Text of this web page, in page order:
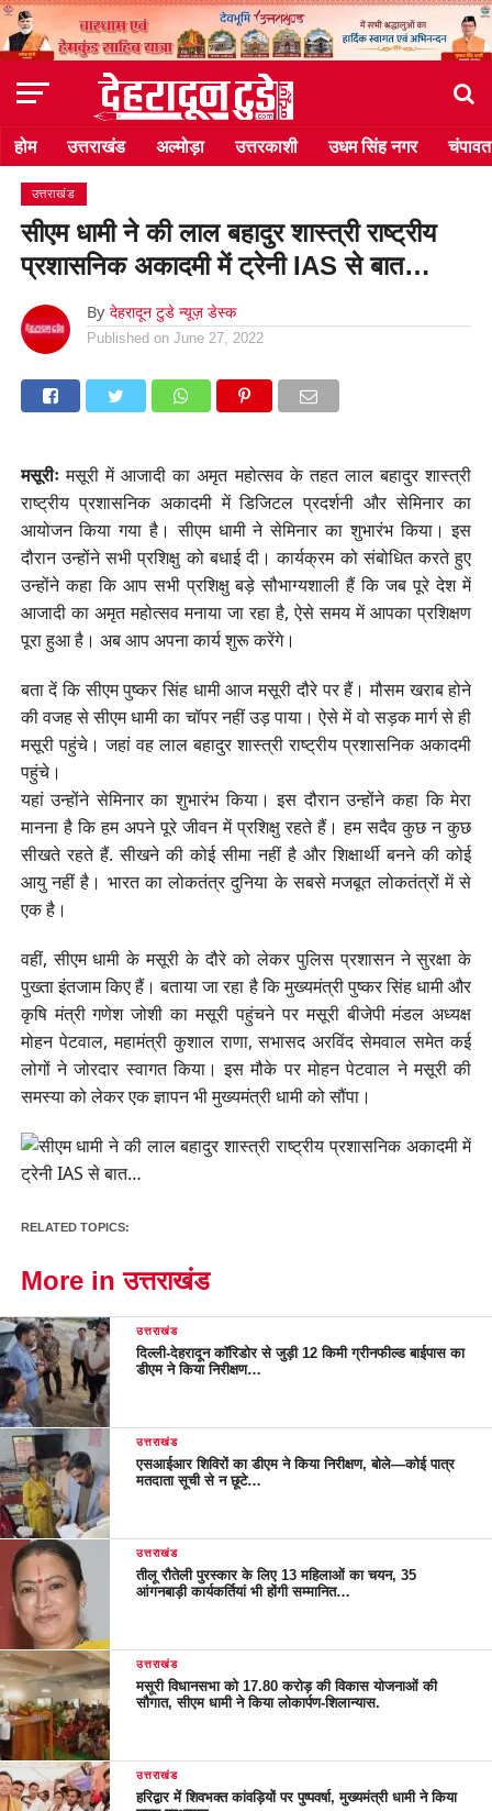
होम उत्तराखंड अल्मोड़ा उत्तरकाशी उधम सिंह नगर चंपावत
उत्तराखंड
सीएम धामी ने की लाल बहादुर शास्त्री राष्ट्रीय
प्रशासनिक अकादमी में ट्रेनी IAS से बात…
By देहरादून टुडे न्यूज़ डेस्क
Published on June 27, 2022
मसूरीःमसूरी में आजादी का अमृत महोत्सव के तहत लाल बहादुर शास्त्री
राष्ट्रीय प्रशासनिक अकादमी में डिजिटल प्रदर्शनी और सेमिनार का
आयोजन किया गया है। सीएम धामी ने सेमिनार का शुभारंभ किया। इस
दौरान उन्होंने सभी प्रशिक्षु को बधाई दी। कार्यक्रम को संबोधित करते हुए
उन्होंने कहा कि आप सभी प्रशिक्षु बड़े सौभाग्यशाली हैं कि जब पूरे देश में
आजादी का अमृत महोत्सव मनाया जा रहा है, ऐसे समय में आपका प्रशिक्षण
पूरा हुआ है। अब आप अपना कार्य शुरू करेंगे।
बता दें कि सीएम पुष्कर सिंह धामी आज मसूरी दौरे पर हैं। मौसम खराब होने
की वजह से सीएम धामी का चॉपर नहीं उड़ पाया। ऐसे में वो सड़क मार्ग से ही
मसूरी पहुंचे। जहां वह लाल बहादुर शास्त्री राष्ट्रीय प्रशासनिक अकादमी
पहुंचे।
यहां उन्होंने सेमिनार का शुभारंभ किया। इस दौरान उन्होंने कहा कि मेरा
मानना है कि हम अपने पूरे जीवन में प्रशिक्षु रहते हैं। हम सदैव कुछ न कुछ
सीखते रहते हैं. सीखने की कोई सीमा नहीं है और शिक्षार्थी बनने की कोई
आयु नहीं है। भारत का लोकतंत्र दुनिया के सबसे मजबूत लोकतंत्रों में से
एक है।
वहीं, सीएम धामी के मसूरी के दौरे को लेकर पुलिस प्रशासन ने सुरक्षा के
पुख्ता इंतजाम किए हैं। बताया जा रहा है कि मुख्यमंत्री पुष्कर सिंह धामी और
कृषि मंत्री गणेश जोशी का मसूरी पहुंचने पर मसूरी बीजेपी मंडल अध्यक्ष
मोहन पेटवाल, महामंत्री कुशाल राणा, सभासद अरविंद सेमवाल समेत कई
लोगों ने जोरदार स्वागत किया। इस मौके पर मोहन पेटवाल ने मसूरी की
समस्या को लेकर एक ज्ञापन भी मुख्यमंत्री धामी को सौंपा।
RELATED TOPICS:
More in उत्तराखंड
उत्तराखंड
दिल्ली-देहरादून कॉरिडोर से जुड़ी 12 किमी ग्रीनफील्ड बाईपास का
डीएम ने किया निरीक्षण…
उत्तराखंड
एसआईआर शिविरों का डीएम ने किया निरीक्षण, बोले—कोई पात्र
मतदाता सूची से न छूटे…
उत्तराखंड
तीलू रौतेली पुरस्कार के लिए 13 महिलाओं का चयन, 35
आंगनबाड़ी कार्यकर्तियां भी होंगी सम्मानित…
उत्तराखंड
मसूरी विधानसभा को 17.80 करोड़ की विकास योजनाओं की
सौगात, सीएम धामी ने किया लोकार्पण-शिलान्यास.
उत्तराखंड
हरिद्वार में शिवभक्त कांवड़ियों पर पुष्पवर्षा, मुख्यमंत्री धामी ने किया